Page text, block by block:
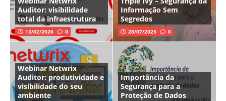
Auditor: visibilidade
total da infraestrutura
13/02/2026 0
Informação Sem
Segredos
28/07/2025 0
Webinar Netwrix
Auditor: produtividade e
visibilidade do seu
ambiente
Importância da
Segurança para a
Proteção de Dados